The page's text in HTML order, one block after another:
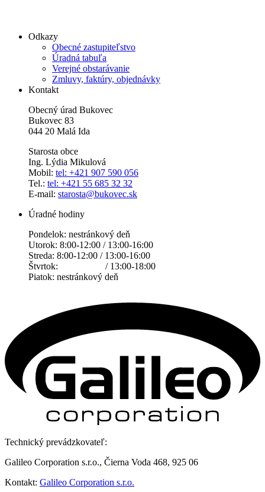
Odkazy
Obecné zastupiteľstvo
Úradná tabuľa
Verejné obstarávanie
Zmluvy, faktúry, objednávky
Kontakt
Obecný úrad Bukovec
Bukovec 83
044 20 Malá Ida
Starosta obce
Ing. Lýdia Mikulová
Mobil: tel: +421 907 590 056
Tel.: tel: +421 55 685 32 32
E-mail: starosta@bukovec.sk
Úradné hodiny
Pondelok: nestránkový deň
Utorok: 8:00-12:00 / 13:00-16:00
Streda: 8:00-12:00 / 13:00-16:00
Štvrtok: / 13:00-18:00
Piatok: nestránkový deň
Technický prevádzkovateľ:
Galileo Corporation s.r.o., Čierna Voda 468, 925 06
Kontakt: Galileo Corporation s.r.o.